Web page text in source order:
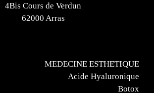
4Bis Cours de Verdun
62000 Arras
MEDECINE ESTHETIQUE
Acide Hyaluronique
Botox